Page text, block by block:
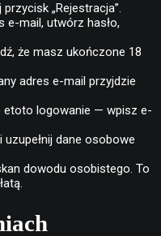
„Rejestracja”.
e-mail, utwórz hasło,
że masz ukończone 18
adres e-mail przyjdzie
etoto logowanie — wpisz e-
uzupełnij dane osobowe
dowodu osobistego. To